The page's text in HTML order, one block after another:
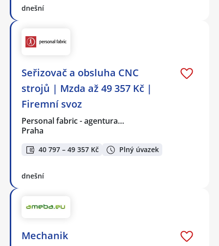
dnešní
Seřizovač a obsluha CNC
strojů | Mzda až 49 357 Kč |
Firemní svoz
Personal fabric - agentura…
Praha
40 797 – 49 357 Kč Plný úvazek
dnešní
Mechanik